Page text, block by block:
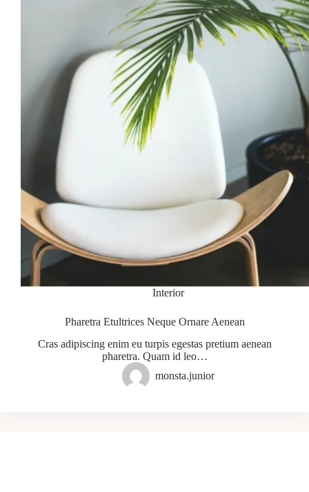
Interior
Pharetra Etultrices Neque Ornare Aenean
Cras adipiscing enim eu turpis egestas pretium aenean
pharetra. Quam id leo…
monsta.junior